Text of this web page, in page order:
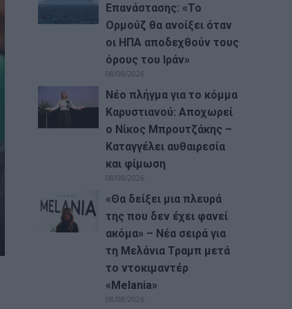
Επανάστασης: «Το
Ορμούζ θα ανοίξει όταν
οι ΗΠΑ αποδεχθούν τους
όρους του Ιράν»
08/08/2026
Νέο πλήγμα για το κόμμα
Καρυστιανού: Αποχωρεί
ο Νίκος Μπρουτζάκης –
Καταγγέλει αυθαιρεσία
και φίμωση
08/08/2026
«Θα δείξει μια πλευρά
της που δεν έχει φανεί
ακόμα» – Νέα σειρά για
τη Μελάνια Τραμπ μετά
το ντοκιμαντέρ
«Melania»
08/08/2026